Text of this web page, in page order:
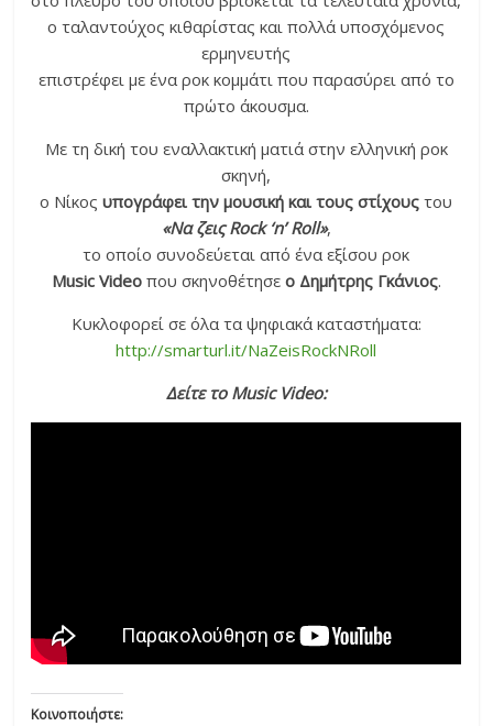
ο ταλαντούχος κιθαρίστας και πολλά υποσχόμενος
ερμηνευτής
επιστρέφει με ένα ροκ κομμάτι που παρασύρει από το
πρώτο άκουσμα.
Με τη δική του εναλλακτική ματιά στην ελληνική ροκ
σκηνή,
ο Νίκοςυπογράφει την μουσική και τους στίχουςτου
«Να ζεις Rock ‘n’ Roll»,
το οποίο συνοδεύεται από ένα εξίσου ροκ
Music Videoπου σκηνοθέτησε ο Δημήτρης Γκάνιος.
Κυκλοφορεί σε όλα τα ψηφιακά καταστήματα:
http://smarturl.it/NaZeisRockNRoll
Δείτε το Music Video:
Κοινοποιήστε: